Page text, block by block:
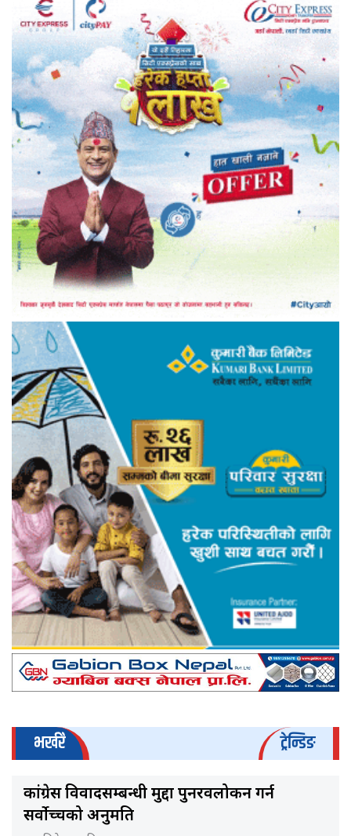
भर्खरै ट्रेन्डिङ
कांग्रेस विवादसम्बन्धी मुद्दा पुनरवलोकन गर्न
सर्वोच्चको अनुमति